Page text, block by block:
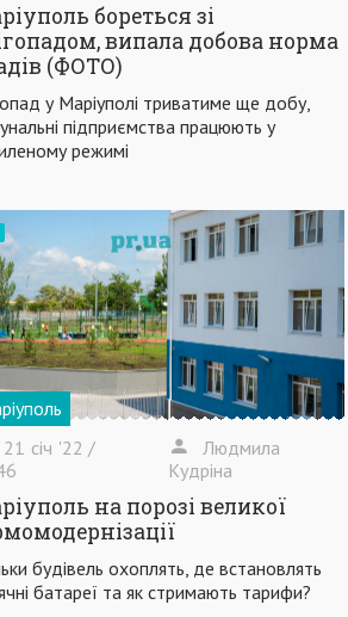
бореться зі
випала добова норма
(ФОТО)
у Маріуполі триватиме ще добу,
підприємства працюють у
режимі
21 січ '22 /
Людмила
Кудріна
на порозі великої
будівель охоплять, де встановлять
батареї та як стримають тарифи?